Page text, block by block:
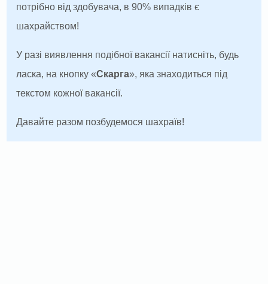
потрібно від здобувача, в 90% випадків є
шахрайством!
У разі виявлення подібної вакансії натисніть, будь
ласка, на кнопку «Скарга», яка знаходиться під
текстом кожної вакансії.
Давайте разом позбудемося шахраїв!